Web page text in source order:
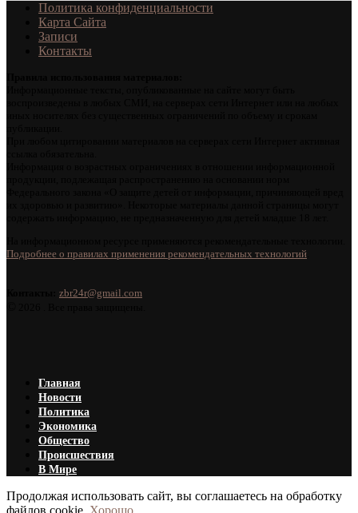
Политика конфиденциальности
Карта Сайта
Записи
Контакты
Подробнее о правилах применения рекомендательных технологий
zbr24r@gmail.com
Главная
Новости
Политика
Экономика
Общество
Происшествия
В Мире
Продолжая использовать сайт, вы соглашаетесь на обработку
файлов cookie. Хорошо